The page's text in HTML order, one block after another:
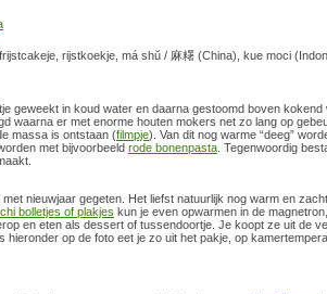
rijstkoekje, má shŭ / 麻糬 (China), kue moci
geweekt in koud water en daarna gestoomd boven
waarna er met enorme houten mokers net zo lang op
massa is ontstaan (filmpje). Van dit nog warme “deeg”
met bijvoorbeeld rode bonenpasta . Tegenwoordig
nieuwjaar gegeten. Het liefst natuurlijk nog warm en
bolletjes of plakjes kun je even opwarmen in de
en eten als dessert of tussendoortje. Je koopt ze uit de
hieronder op de foto eet je zo uit het pakje, op